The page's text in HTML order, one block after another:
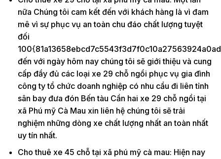
nữa Chúng tôi cam kết đến với khách hàng là vì đam
mê vì sự phục vụ an toàn chu đáo chất lượng tuyệt
đối
đến với ngày hôm nay chúng tôi sẽ giới thiệu và cung
cấp đầy đủ các loại xe 29 chỗ ngồi phục vụ gia đình
công ty tổ chức doanh nghiệp có nhu cầu đi liên tỉnh
sân bay đưa đón Bến tàu Cần hai xe 29 chỗ ngồi tại
xã Phú mỹ Cà Mau xin liên hệ chúng tôi sẽ trải
nghiệm những dòng xe chất lượng nhất an toàn nhất
uy tín nhất.
Cho thuê xe 45 chỗ tại xã phú mỹ cà mau: Hiện nay